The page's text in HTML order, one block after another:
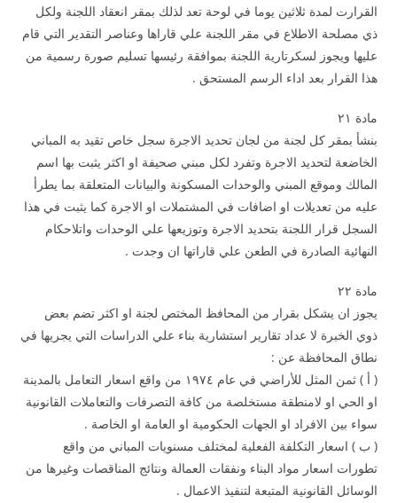
القرارت لمدة ثلاثين يوما في لوحة تعد لذلك بمقر انعقاد اللجنة ولكل
ذي مصلحة الاطلاع في مقر اللجنة علي قاراها وعناصر التقدير التي قام
عليها ويجوز لسكرتارية اللجنة بموافقة رئيسها تسليم صورة رسمية من
هذا القرار بعد اداء الرسم المستحق .
مادة ۲۱
بنشأ بمقر كل لجنة من لجان تحديد الاجرة سجل خاص تقيد به المباني
الخاضعة لتحديد الاجرة وتفرد لكل مبني صحيفة او اكثر يثبت بها اسم
المالك وموقع المبني والوحدات المسكونة والبيانات المتعلقة بما يطرأ
عليه من تعديلات او اضافات في المشتملات او الاجرة كما يثبت في هذا
السجل قرار اللجنة بتحديد الاجرة وتوزيعها علي الوحدات واتلاحكام
النهائية الصادرة في الطعن علي قاراتها ان وجدت .
مادة ۲۲
يجوز ان يشكل بقرار من المحافظ المختص لجنة او اكثر تضم بعض
ذوي الخبرة لا عداد تقارير استشارية بناء علي الدراسات التي يجريها في
نطاق المحافظة عن :
( أ ) ثمن المثل للأراضي في عام ۱۹۷٤ من واقع اسعار التعامل بالمدينة
او الحي او لامنطقة مستخلصة من كافة التصرفات والتعاملات القانونية
سواء بين الافراد او الجهات الحكومية او العامة او الخاصة .
( ب ) اسعار التكلفة الفعلية لمختلف مسنويات المباني من واقع
تطورات اسعار مواد البناء ونفقات العمالة ونتائج المناقصات وغيرها من
الوسائل القانونية المتبعة لتنفيذ الاعمال .